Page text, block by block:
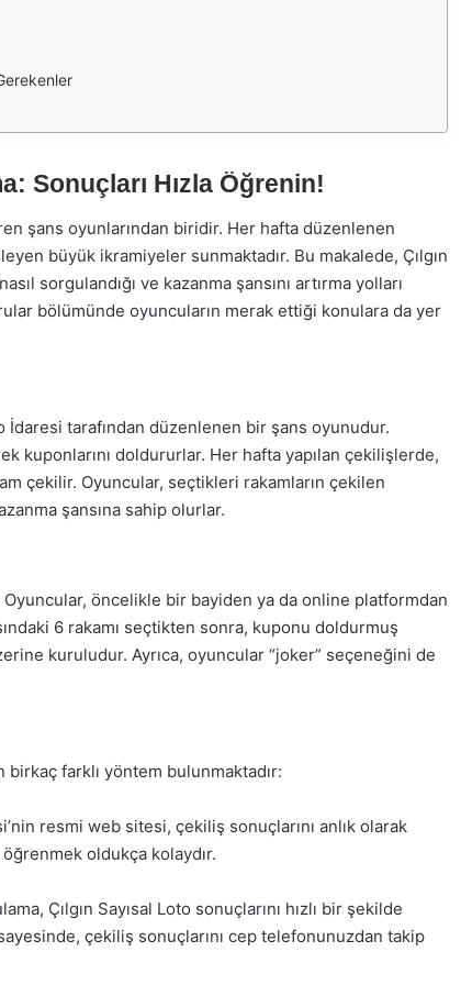
Sonuçları Hızla Öğrenin!
şans oyunlarından biridir. Her hafta düzenlenen
büyük ikramiyeler sunmaktadır. Bu makalede, Çılgın
sorgulandığı ve kazanma şansını artırma yolları
bölümünde oyuncuların merak ettiği konulara da yer
İdaresi tarafından düzenlenen bir şans oyunudur.
kuponlarını doldururlar. Her hafta yapılan çekilişlerde,
çekilir. Oyuncular, seçtikleri rakamların çekilen
şansına sahip olurlar.
Oyuncular, öncelikle bir bayiden ya da online platformdan
6 rakamı seçtikten sonra, kuponu doldurmuş
kuruludur. Ayrıca, oyuncular “joker” seçeneğini de
birkaç farklı yöntem bulunmaktadır:
resmi web sitesi, çekiliş sonuçlarını anlık olarak
oldukça kolaydır.
Çılgın Sayısal Loto sonuçlarını hızlı bir şekilde
çekiliş sonuçlarını cep telefonunuzdan takip